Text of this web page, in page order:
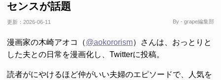
センスが話題
更新： 2026-06-11 By - grape編集部
漫画家の木崎アオコ（@aokororism）さんは、おっとりと
した夫との日常を漫画化し、Twitterに投稿。
読者がにやけるほど仲がいい夫婦のエピソードで、人気を